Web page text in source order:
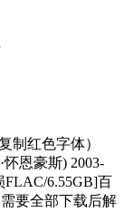
复制红色字体）
怀恩豪斯) 2003-
FLAC/6.55GB]百
要全部下载后解